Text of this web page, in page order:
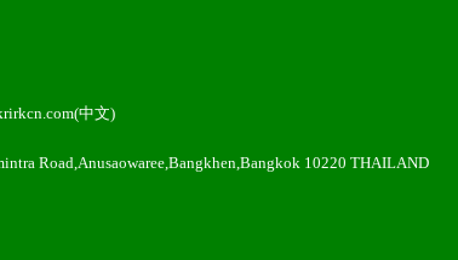
中文)
Road,Anusaowaree,Bangkhen,Bangkok 10220 THAILAND